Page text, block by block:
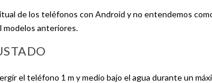
de los teléfonos con Android y no entendemos
modelos anteriores.
el teléfono 1 m y medio bajo el agua durante un